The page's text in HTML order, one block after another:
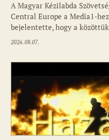
Fotó: media1.hu
A Magyar Kézilabda
Central Europe a Media1-
bejelentette, hogy a
2026.08.07.